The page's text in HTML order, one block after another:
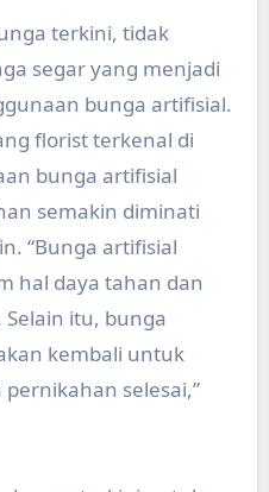
terkini, tidak
segar yang menjadi
bunga artifisial.
florist terkenal di
bunga artifisial
semakin diminati
“Bunga artifisial
hal daya tahan dan
itu, bunga
kembali untuk
selesai,”